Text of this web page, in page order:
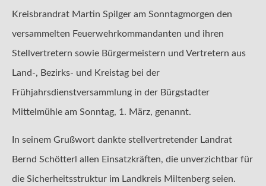
Kreisbrandrat Martin Spilger am Sonntagmorgen den
versammelten Feuerwehrkommandanten und ihren
Stellvertretern sowie Bürgermeistern und Vertretern aus
Land-, Bezirks- und Kreistag bei der
Frühjahrsdienstversammlung in der Bürgstadter
Mittelmühle am Sonntag, 1. März, genannt.
In seinem Grußwort dankte stellvertretender Landrat
Bernd Schötterl allen Einsatzkräften, die unverzichtbar für
die Sicherheitsstruktur im Landkreis Miltenberg seien.